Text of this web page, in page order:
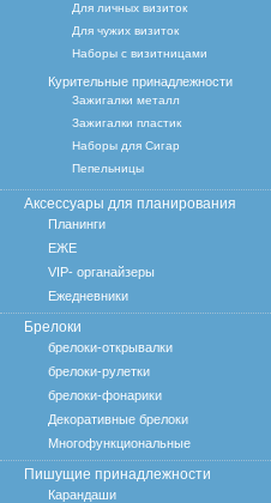
Для личных визиток
Для чужих визиток
Наборы с визитницами
Курительные принадлежности
Зажигалки металл
Зажигалки пластик
Наборы для Сигар
Пепельницы
Аксессуары для планирования
Планинги
ЕЖЕ
VIP- органайзеры
Ежедневники
Брелоки
брелоки-открывалки
брелоки-рулетки
брелоки-фонарики
Декоративные брелоки
Многофункциональные
Пишущие принадлежности
Карандаши